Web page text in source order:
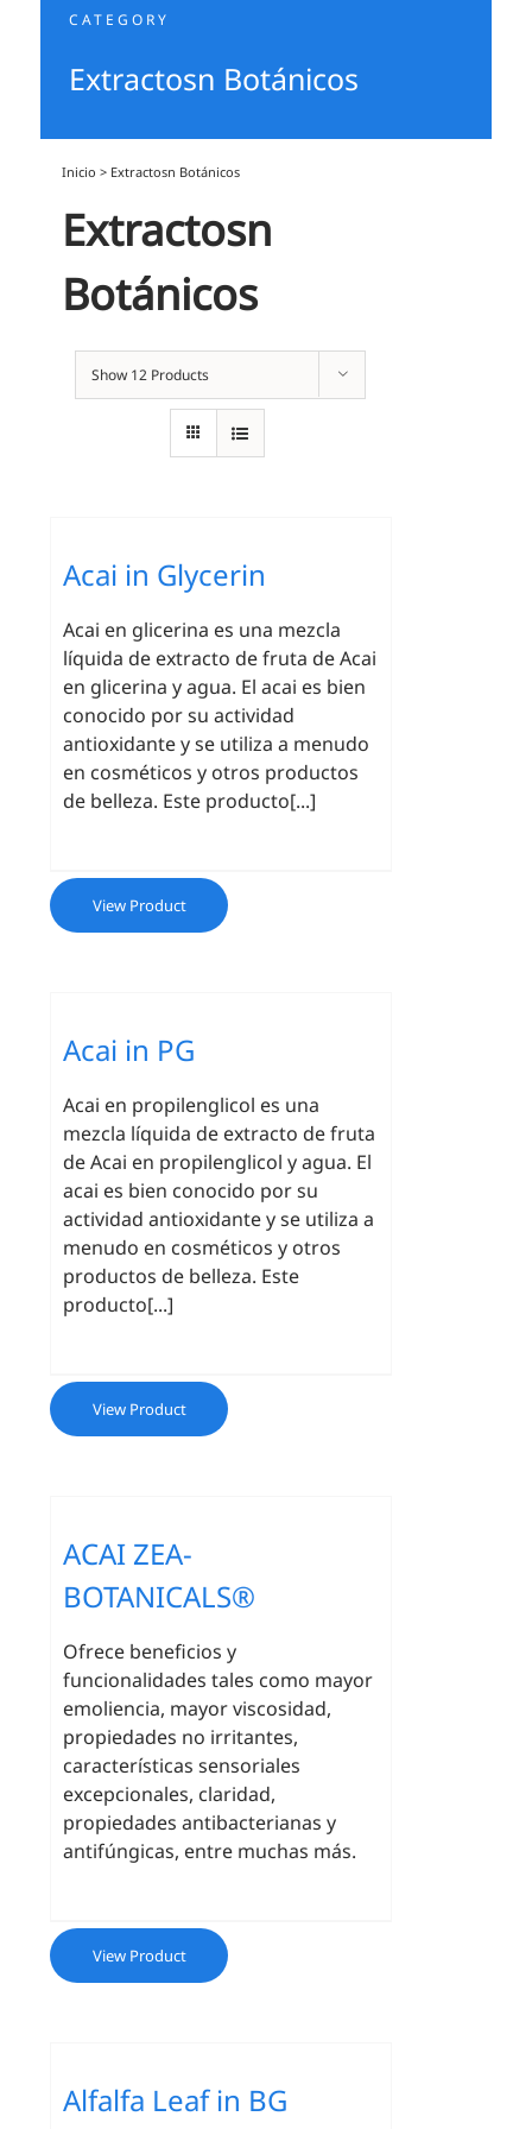
CATEGORY
Extractosn Botánicos
Inicio > Extractosn Botánicos
Extractosn
Botánicos
Show 12 Products
Acai in Glycerin
Acai en glicerina es una mezcla
líquida de extracto de fruta de Acai
en glicerina y agua. El acai es bien
conocido por su actividad
antioxidante y se utiliza a menudo
en cosméticos y otros productos
de belleza. Este producto[...]
View Product
Acai in PG
Acai en propilenglicol es una
mezcla líquida de extracto de fruta
de Acai en propilenglicol y agua. El
acai es bien conocido por su
actividad antioxidante y se utiliza a
menudo en cosméticos y otros
productos de belleza. Este
producto[...]
View Product
ACAI ZEA-
BOTANICALS®
Ofrece beneficios y
funcionalidades tales como mayor
emoliencia, mayor viscosidad,
propiedades no irritantes,
características sensoriales
excepcionales, claridad,
propiedades antibacterianas y
antifúngicas, entre muchas más.
View Product
Alfalfa Leaf in BG